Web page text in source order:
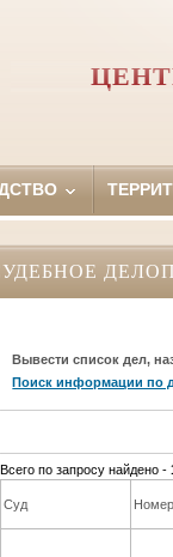
Вывести список дел,
Поиск информации по
Всего по запросу найдено -
Суд